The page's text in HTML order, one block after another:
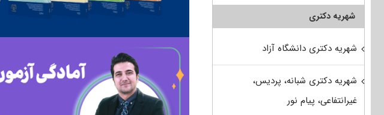
شهریه دکتری
شهریه دکتری دانشگاه آزاد
شهریه دکتری شبانه، پردیس،
غیرانتفاعی، پیام نور